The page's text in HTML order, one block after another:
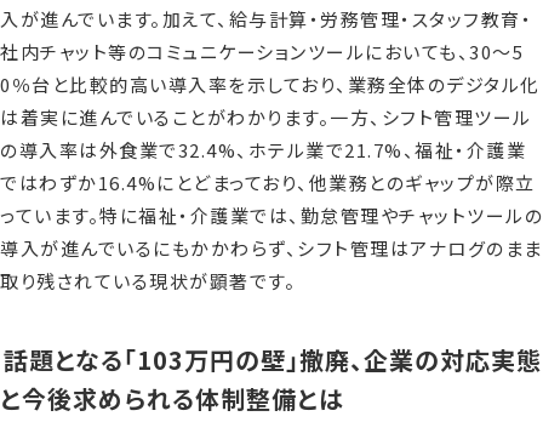
入が進んでいます。加えて、給与計算・労務管理・スタッフ教育・
社内チャット等のコミュニケーションツールにおいても、30～5
0％台と比較的高い導入率を示しており、業務全体のデジタル化
は着実に進んでいることがわかります。一方、シフト管理ツール
の導入率は外食業で32.4%、ホテル業で21.7%、福祉・介護業
ではわずか16.4%にとどまっており、他業務とのギャップが際立
っています。特に福祉・介護業では、勤怠管理やチャットツールの
導入が進んでいるにもかかわらず、シフト管理はアナログのまま
取り残されている現状が顕著です。
話題となる「103万円の壁」撤廃、企業の対応実態
と今後求められる体制整備とは